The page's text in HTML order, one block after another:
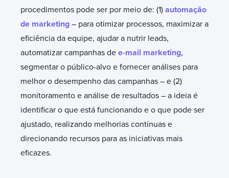
procedimentos pode ser por meio de: (1) automação
de marketing – para otimizar processos, maximizar a
eficiência da equipe, ajudar a nutrir leads,
automatizar campanhas de e-mail marketing,
segmentar o público-alvo e fornecer análises para
melhor o desempenho das campanhas – e (2)
monitoramento e análise de resultados – a ideia é
identificar o que está funcionando e o que pode ser
ajustado, realizando melhorias contínuas e
direcionando recursos para as iniciativas mais
eficazes.